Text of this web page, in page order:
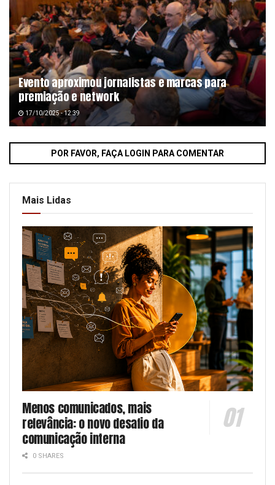
Evento aproximou jornalistas e marcas para
premiação e network
17/10/2025 - 12:39
POR FAVOR, FAÇA LOGIN PARA COMENTAR
Mais Lidas
Menos comunicados, mais
relevância: o novo desafio da
comunicação interna
0 SHARES